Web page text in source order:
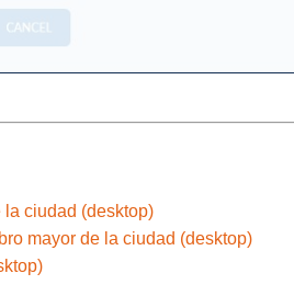
ciudad (desktop)
mayor de la ciudad (desktop)